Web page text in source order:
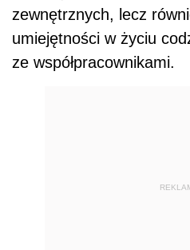
zewnętrznych, lecz
umiejętności w życiu
ze współpracownikami.